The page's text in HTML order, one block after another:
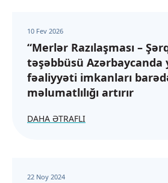
10 Fev 2026
“Merlər Razılaşması –
təşəbbüsü Azərbaycanda
fəaliyyəti imkanları
məlumatlılığı artırır
DAHA ƏTRAFLI
22 Noy 2024